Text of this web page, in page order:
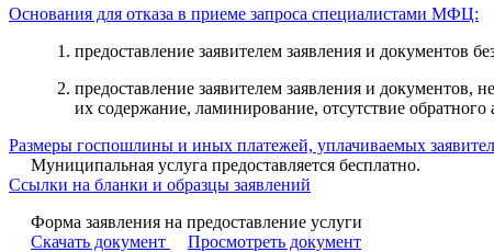
Основания для отказа в приеме запроса специалистами МФЦ:
предоставление заявителем заявления и документов
предоставление заявителем заявления и документов,
их содержание, ламинирование, отсутствие обратного
Размеры госпошлины и иных платежей, уплачиваемых
Муниципальная услуга предоставляется бесплатно.
Ссылки на бланки и образцы заявлений
Форма заявления на предоставление услуги
Скачать документ
Просмотреть документ